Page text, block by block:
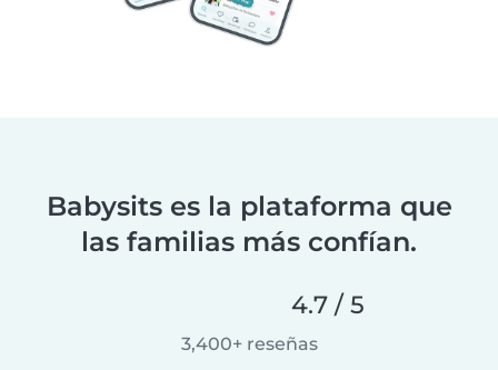
Babysits es la plataforma que
las familias más confían.
4.7 / 5
3,400+ reseñas